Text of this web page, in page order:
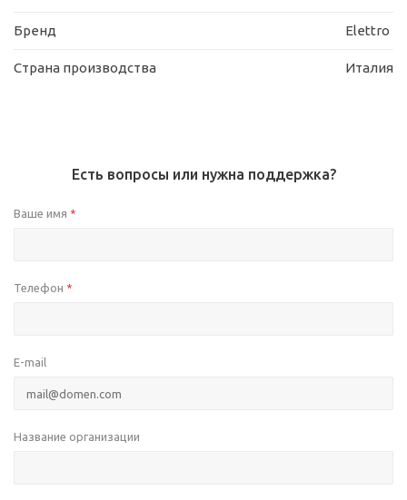
Бренд Elettro
Страна производства Италия
Есть вопросы или нужна поддержка?
Ваше имя *
Телефон *
E-mail
Название организации